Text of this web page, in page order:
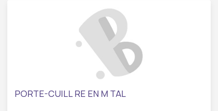
PORTE-CUILL RE EN M TAL